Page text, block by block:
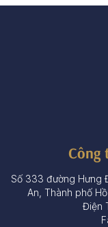
Công
Số 333 đường Hưng
An, Thành phố
Điện